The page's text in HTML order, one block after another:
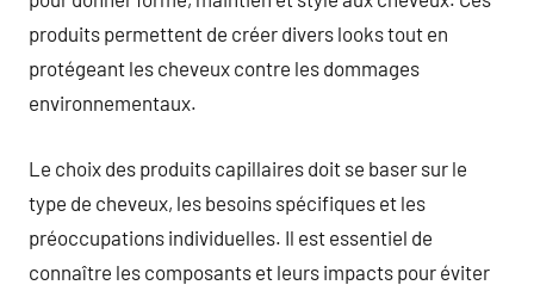
produits permettent de créer divers looks tout en
protégeant les cheveux contre les dommages
environnementaux.
Le choix des produits capillaires doit se baser sur le
type de cheveux, les besoins spécifiques et les
préoccupations individuelles. Il est essentiel de
connaître les composants et leurs impacts pour éviter